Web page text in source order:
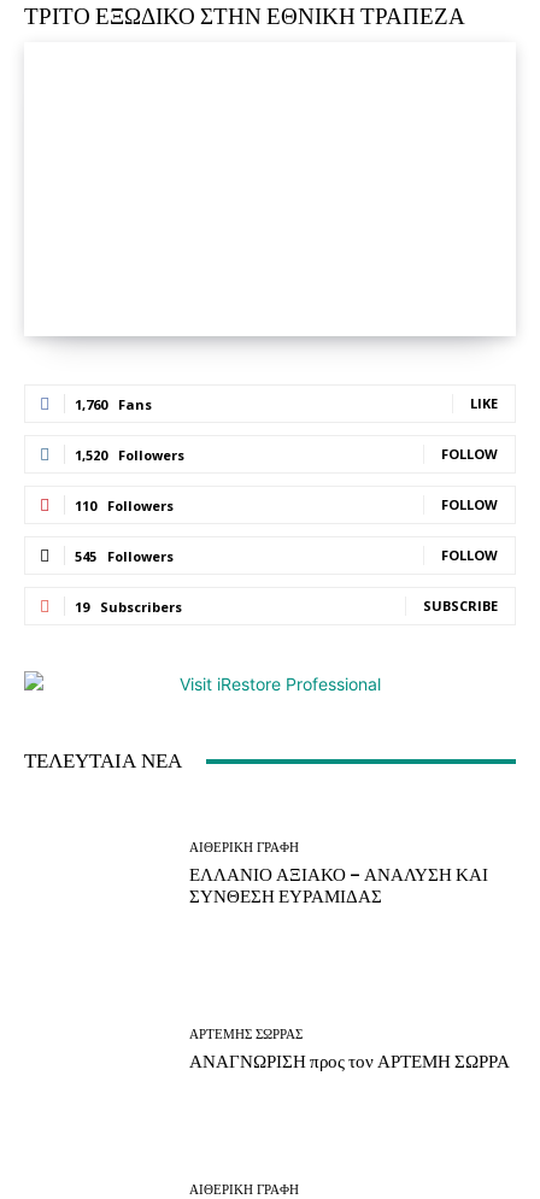
ΤΡΙΤΟ ΕΞΩΔΙΚΟ ΣΤΗΝ ΕΘΝΙΚΗ ΤΡΑΠΕΖΑ
1,760 Fans LIKE
1,520 Followers FOLLOW
110 Followers FOLLOW
545 Followers FOLLOW
19 Subscribers SUBSCRIBE
ΤΕΛΕΥΤΑΙΑ ΝΕΑ
ΑΙΘΕΡΙΚΗ ΓΡΑΦΗ
ΕΛΛΑΝΙΟ ΑΞΙΑΚΟ – ΑΝΑΛΥΣΗ ΚΑΙ
ΣΥΝΘΕΣΗ ΕΥΡΑΜΙΔΑΣ
ΑΡΤΕΜΗΣ ΣΩΡΡΑΣ
ΑΝΑΓΝΩΡΙΣΗ προς τον ΑΡΤΕΜΗ ΣΩΡΡΑ
ΑΙΘΕΡΙΚΗ ΓΡΑΦΗ